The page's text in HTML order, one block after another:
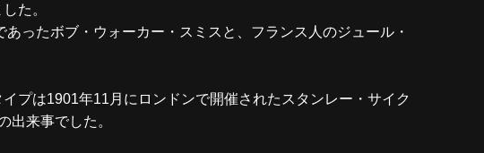
た。
ったボブ・ウォーカー・スミスと、フランス人のジュール・
プは1901年11月にロンドンで開催されたスタンレー・サイク
出来事でした。